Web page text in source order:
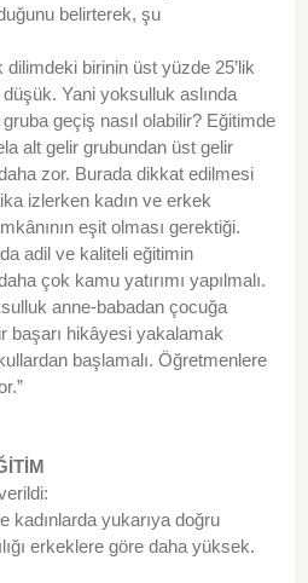
belirterek, şu
dilimdeki birinin üst yüzde 25’lik
düşük. Yani yoksulluk aslında
geçiş nasıl olabilir? Eğitimde
alt gelir grubundan üst gelir
zor. Burada dikkat edilmesi
izlerken kadın ve erkek
eşit olması gerektiği.
adil ve kaliteli eğitimin
çok kamu yatırımı yapılmalı.
anne-babadan çocuğa
başarı hikâyesi yakalamak
başlamalı. Öğretmenlere
kadınlarda yukarıya doğru
erkeklere göre daha yüksek.